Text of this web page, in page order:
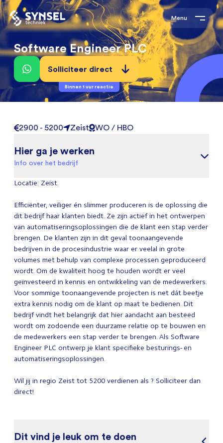
Menu
Software Engineer PLC
Solliciteer direct
Binnen 1 uur reactie
2900 - 5200 Zeist WO / HBO
Hier ga je werken
Info over het bedrijf
Locatie: Zeist.
Efficiënter, veiliger én slimmer produceren is de oplossing die
dit bedrijf haar klanten biedt. Ze zijn actief in het ontwerpen
van automatiseringsoplossingen die de klant een stap verder
brengen. De klanten zijn in dit geval toonaangevende
bedrijven in de procesindustrie waar er veelal in grote
volumes met behulp van complexe processen geproduceerd
wordt. Om de kwaliteit hoog te houden wordt er veel
geïnvesteerd in kennis en ontwikkeling van de medewerkers.
Voor sommige toonaangevende projecten is net dát beetje
extra kennis nodig om de klant op maat te bedienen. Dit
bedrijf vindt het belangrijk dat hier aandacht aan besteed
wordt om zodoende een duurzame relatie op te bouwen en
de medewerkers een stap verder te brengen. Als Software
Engineer PLC ontwerp je klant specifieke besturings- en
automatiseringsoplossingen.
Wil jij in regio Zeist tot 5200 verdienen als ? Solliciteer dan
direct!
Dit vind je leuk om te doen